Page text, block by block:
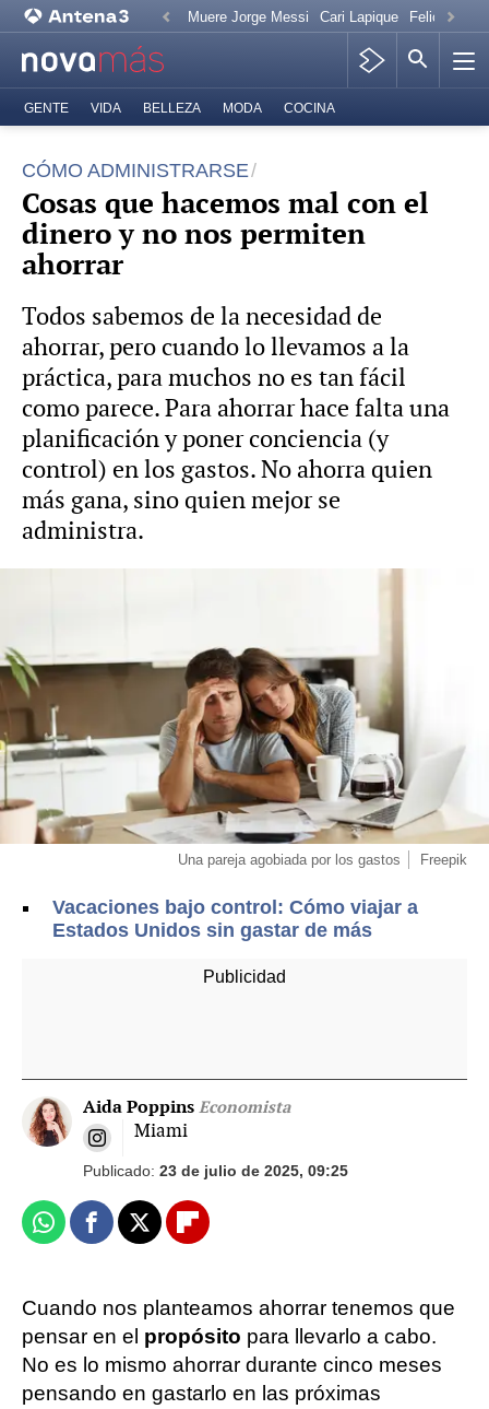
Muere Jorge Messi Cari Lapique Felicitación
GENTE VIDA BELLEZA MODA COCINA
CÓMO ADMINISTRARSE
Cosas que hacemos mal con el
dinero y no nos permiten
ahorrar
Todos sabemos de la necesidad de
ahorrar, pero cuando lo llevamos a la
práctica, para muchos no es tan fácil
como parece. Para ahorrar hace falta una
planificación y poner conciencia (y
control) en los gastos. No ahorra quien
más gana, sino quien mejor se
administra.
Una pareja agobiada por los gastos Freepik
Vacaciones bajo control: Cómo viajar a
Estados Unidos sin gastar de más
Aida Poppins Economista
Miami
Publicado: 23 de julio de 2025, 09:25
WhatsappFacebook
X Flipboard
Cuando nos planteamos ahorrar tenemos que
pensar en el propósito para llevarlo a cabo.
No es lo mismo ahorrar durante cinco meses
pensando en gastarlo en las próximas